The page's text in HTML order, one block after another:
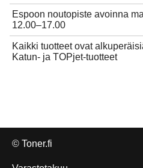
Espoon noutopiste avoinna
12.00–17.00
Kaikki tuotteet ovat
Katun- ja TOPjet-tuotteet
© Toner.fi